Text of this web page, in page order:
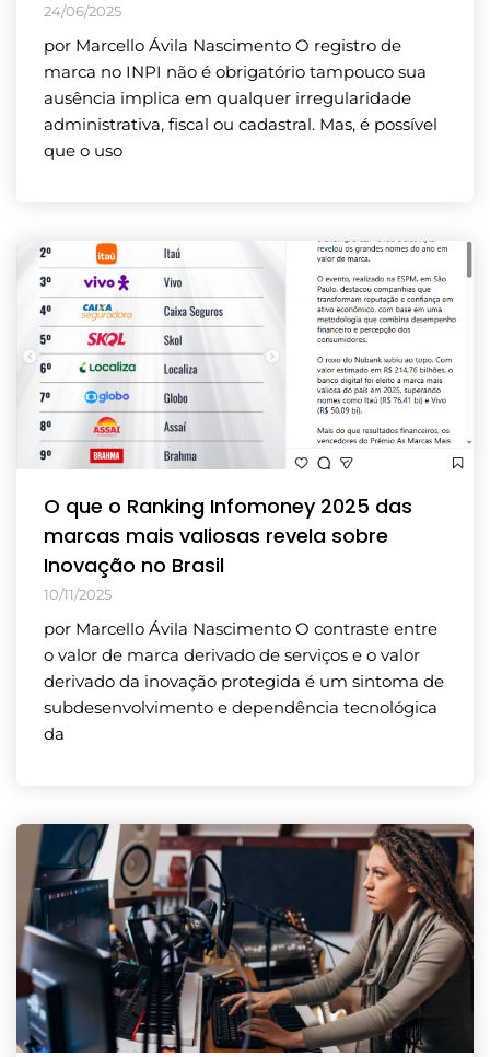
24/06/2025
por Marcello Ávila Nascimento O registro de
marca no INPI não é obrigatório tampouco sua
ausência implica em qualquer irregularidade
administrativa, fiscal ou cadastral. Mas, é possível
que o uso
O que o Ranking Infomoney 2025 das
marcas mais valiosas revela sobre
Inovação no Brasil
10/11/2025
por Marcello Ávila Nascimento O contraste entre
o valor de marca derivado de serviços e o valor
derivado da inovação protegida é um sintoma de
subdesenvolvimento e dependência tecnológica
da